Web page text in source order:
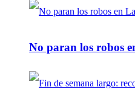
No paran los robos